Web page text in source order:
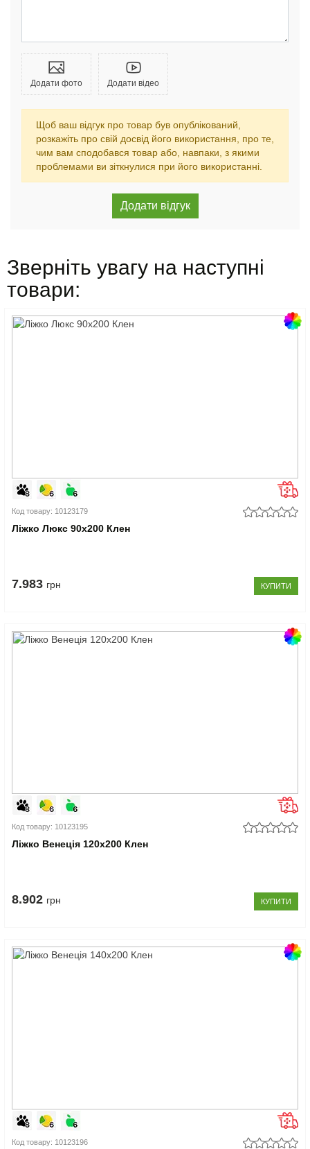
Додати фото Додати відео
Щоб ваш відгук про товар був опублікований,
розкажіть про свій досвід його використання, про те,
чим вам сподобався товар або, навпаки, з якими
проблемами ви зіткнулися при його використанні.
Зверніть увагу на наступні
товари:
Код товару: 10123179
Ліжко Люкс 90x200 Клен
7.983 грн КУПИТИ
Код товару: 10123195
Ліжко Венеція 120x200 Клен
8.902 грн КУПИТИ
Код товару: 10123196